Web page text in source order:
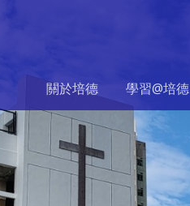
關於培德 學習@培德